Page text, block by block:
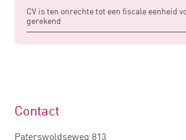
CV is ten onrechte tot een fiscale eenheid
gerekend
Contact
Paterswoldseweg 813